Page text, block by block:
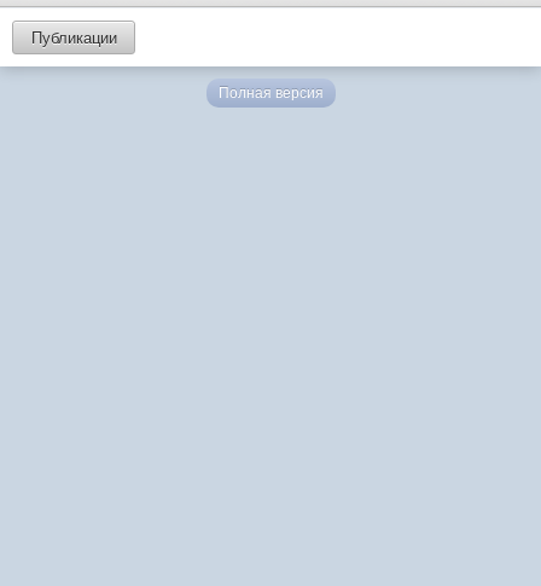
Публикации
Полная версия